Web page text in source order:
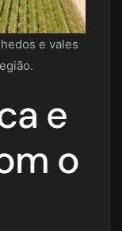
e vales
e
o